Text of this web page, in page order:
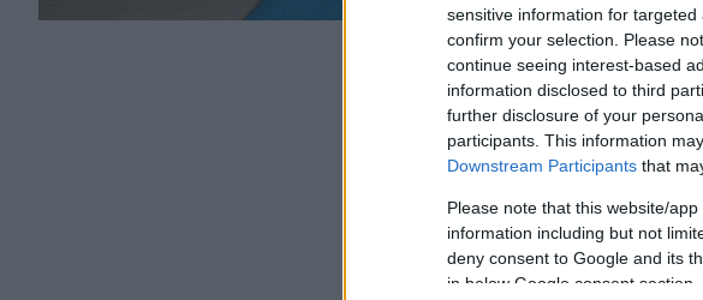
sensitive information for
confirm your selection. Please
continue seeing interest-based
information disclosed to third
further disclosure of your
participants. This information
Downstream Participants that
Please note that this website/
information including but not
deny consent to Google and its
in below Google consent section.